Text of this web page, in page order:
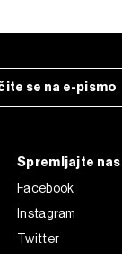
se na e-pismo
Spremljajte nas
Facebook
Instagram
Twitter